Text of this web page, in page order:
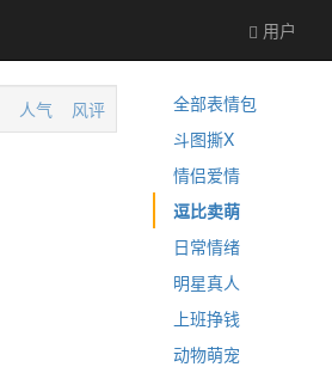
用户
人气 风评
全部表情包
斗图撕X
情侣爱情
逗比卖萌
日常情绪
明星真人
上班挣钱
动物萌宠